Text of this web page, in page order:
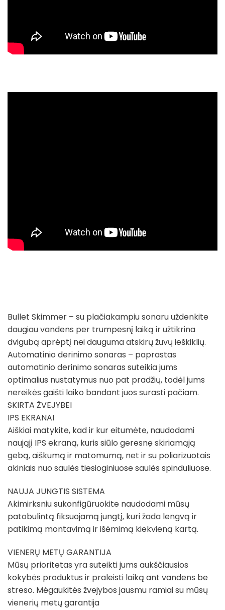
Bullet Skimmer – su plačiakampiu sonaru uždenkite
daugiau vandens per trumpesnį laiką ir užtikrina
dvigubą aprėptį nei dauguma atskirų žuvų ieškiklių.
Automatinio derinimo sonaras – paprastas
automatinio derinimo sonaras suteikia jums
optimalius nustatymus nuo pat pradžių, todėl jums
nereikės gaišti laiko bandant juos surasti pačiam.
SKIRTA ŽVEJYBEI
IPS EKRANAI
Aiškiai matykite, kad ir kur eitumėte, naudodami
naująjį IPS ekraną, kuris siūlo geresnę skiriamąją
gebą, aiškumą ir matomumą, net ir su poliarizuotais
akiniais nuo saulės tiesioginiuose saulės spinduliuose.
NAUJA JUNGTIS SISTEMA
Akimirksniu sukonfigūruokite naudodami mūsų
patobulintą fiksuojamą jungtį, kuri žada lengvą ir
patikimą montavimą ir išėmimą kiekvieną kartą.
VIENERŲ METŲ GARANTIJA
Mūsų prioritetas yra suteikti jums aukščiausios
kokybės produktus ir praleisti laiką ant vandens be
streso. Mėgaukitės žvejybos jausmu ramiai su mūsų
vienerių metų garantija